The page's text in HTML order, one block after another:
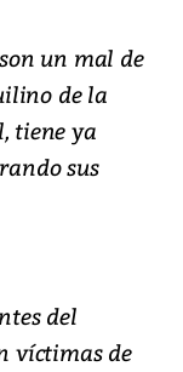
un mal de
de la
tiene ya
sus
del
víctimas de